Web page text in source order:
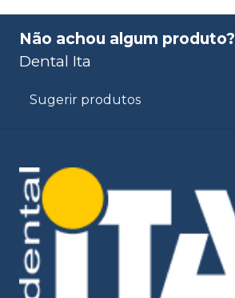
Não achou algum produto?
Dental Ita
Sugerir produtos